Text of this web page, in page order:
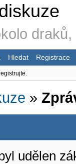
Hledat Registrace
»
udělen